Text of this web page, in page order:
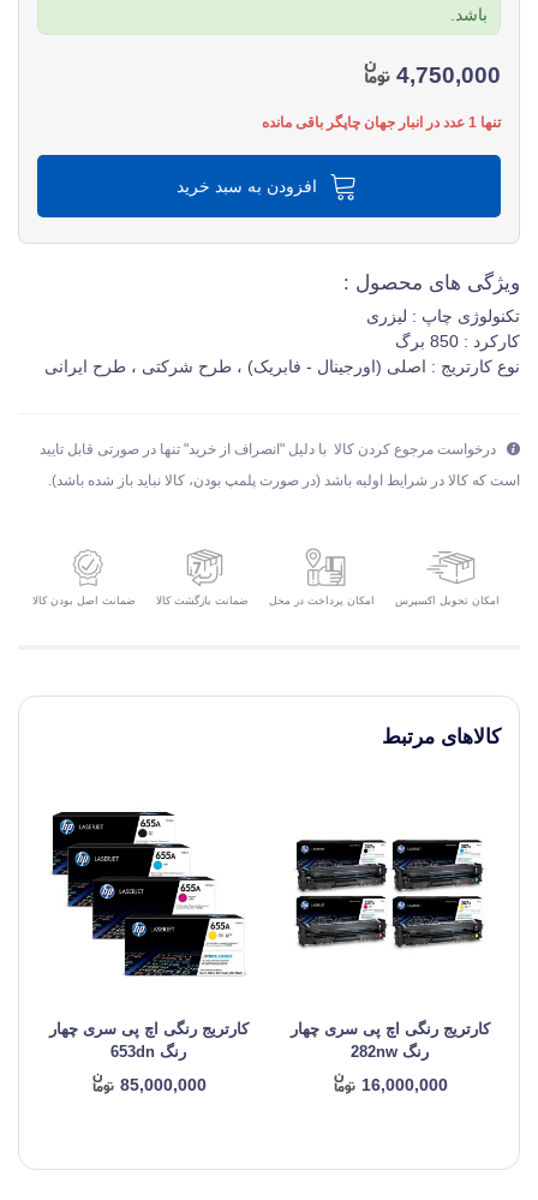
باشد.
4,750,000
تنها 1 عدد در انبار جهان چاپگر باقی مانده
افزودن به سبد خرید
ویژگی های محصول :
تکنولوژی چاپ : لیزری
کارکرد : 850 برگ
نوع کارتریج : اصلی (اورجینال - فابریک) ، طرح شرکتی ، طرح ایرانی
درخواست مرجوع کردن کالا با دلیل "انصراف از خرید" تنها در صورتی قابل تایید
است که کالا در شرایط اولیه باشد (در صورت پلمپ بودن، کالا نباید باز شده باشد).
امکان تحویل اکسپرس امکان پرداخت در محل ضمانت بازگشت کالا ضمانت اصل بودن کالا
کالاهای مرتبط
کارتریج رنگی اچ پی سری چهار
رنگ 282nw
16,000,000
کارتریج رنگی اچ پی سری چهار
رنگ 653dn
85,000,000